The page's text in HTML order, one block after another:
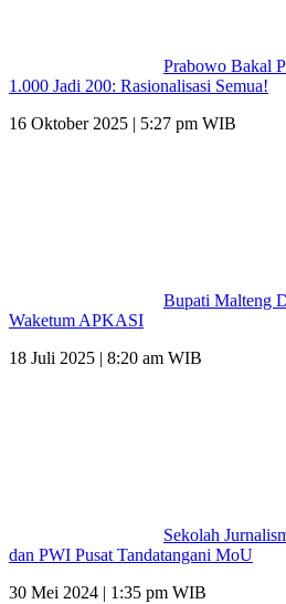
Prabowo Bakal
1.000 Jadi 200: Rasionalisasi Semua!
16 Oktober 2025 | 5:27 pm WIB
Bupati Malteng
Waketum APKASI
18 Juli 2025 | 8:20 am WIB
Sekolah
dan PWI Pusat Tandatangani MoU
30 Mei 2024 | 1:35 pm WIB